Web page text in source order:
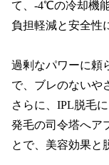
て、‐4℃の冷却機
負担軽減と安全性
過剰なパワーに頼
で、ブレのないや
さらに、IPL脱毛
発毛の司令塔へア
とで、美容効果と